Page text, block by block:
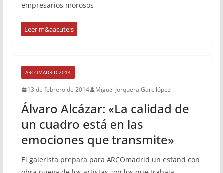
empresarios morosos
ARCOMADRID 2014
13 de febrero de 2014 Miguel Jorquera Garcilópez
Álvaro Alcázar: «La calidad de
un cuadro está en las
emociones que transmite»
El galerista prepara para ARCOmadrid un estand con